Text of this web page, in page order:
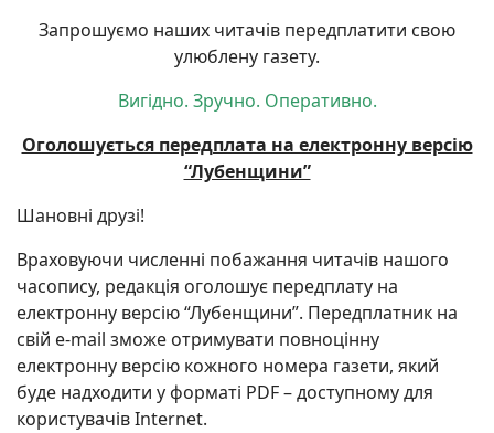
Запрошуємо наших читачів передплатити свою
улюблену газету.
Вигідно. Зручно. Оперативно.
Оголошується передплата на електронну версію
“Лубенщини”
Шановні друзі!
Враховуючи численні побажання читачів нашого
часопису, редакція оголошує передплату на
електронну версію “Лубенщини”. Передплатник на
свій e-mail зможе отримувати повноцінну
електронну версію кожного номера газети, який
буде надходити у форматі PDF – доступному для
користувачів Internet.